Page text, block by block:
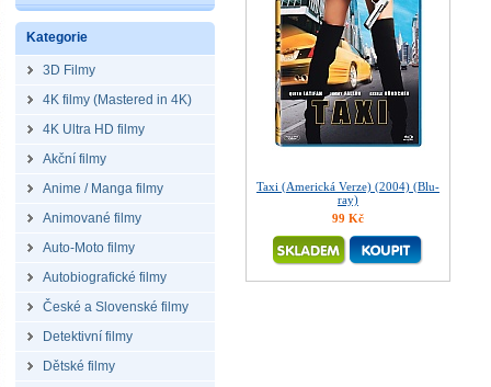
Kategorie
3D Filmy
4K filmy (Mastered in 4K)
4K Ultra HD filmy
Akční filmy
Anime / Manga filmy
Animované filmy
Auto-Moto filmy
Autobiografické filmy
České a Slovenské filmy
Detektivní filmy
Dětské filmy
Taxi (Americká Verze) (2004) (Blu-
ray)
99 Kč